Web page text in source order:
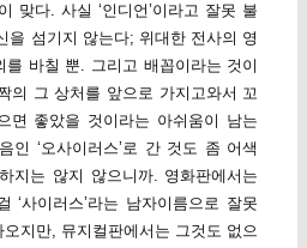
맞다. 사실 ‘인디언’이라고 잘못 불
을 섬기지 않는다; 위대한 전사의 영
를 바칠 뿐. 그리고 배꼽이라는 것이
의 그 상처를 앞으로 가지고와서 꼬
면 좋았을 것이라는 아쉬움이 남는
인 ‘오사이러스’로 간 것도 좀 어색
지는 않지 않으니까. 영화판에서는
‘사이러스’라는 남자이름으로 잘못
지만, 뮤지컬판에서는 그것도 없으